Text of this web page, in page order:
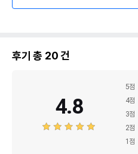
후기 총 20건
4.8
5점
4점
3점
2점
1 점